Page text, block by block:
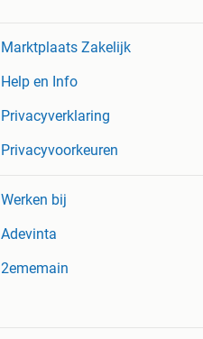
Marktplaats Zakelijk
Help en Info
Privacyverklaring
Privacyvoorkeuren
Werken bij
Adevinta
2ememain